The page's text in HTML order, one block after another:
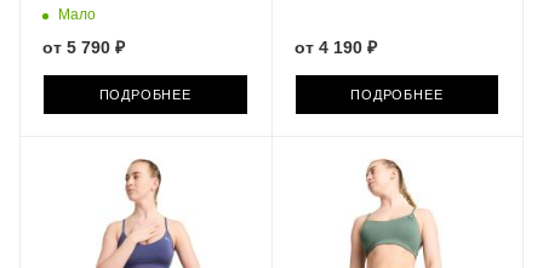
Мало
от 5 790 ₽
ПОДРОБНЕЕ
от 4 190 ₽
ПОДРОБНЕЕ